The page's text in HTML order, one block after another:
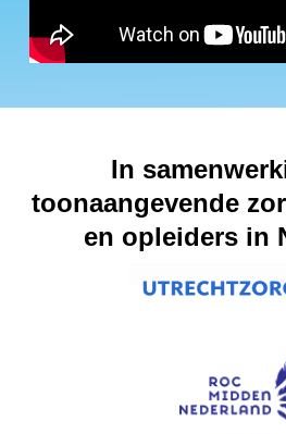
In
toonaangevende
en opleiders in